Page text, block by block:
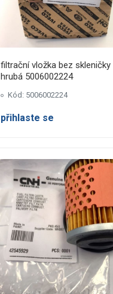
filtrační vložka bez skleničky
hrubá 5006002224
Kód: 5006002224
přihlaste se